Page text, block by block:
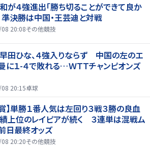
が４強進出「勝ち切ることができて良か
決勝は中国・王芸迪と対戦
20:08その他競技
早田ひな、４強入りならず 中国の左のエ
に１-４で敗れる…ＷＴＴチャンピオンズ
20:15卓球
賞】単勝１番人気は左回り３戦３勝の良血
位のレイピアが続く ３連単は混戦ム
日最終オッズ
20:20その他競技